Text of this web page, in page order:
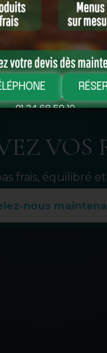
VOS
frais, équilibré
nous